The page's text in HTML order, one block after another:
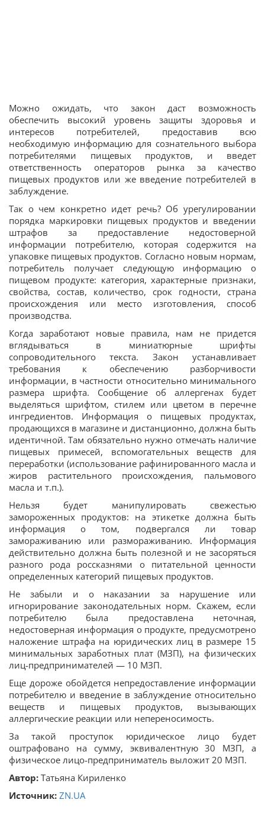
Можно ожидать, что закон даст возможность
обеспечить высокий уровень защиты здоровья и
интересов потребителей, предоставив всю
необходимую информацию для сознательного выбора
потребителями пищевых продуктов, и введет
ответственность операторов рынка за качество
пищевых продуктов или же введение потребителей в
заблуждение.
Так о чем конкретно идет речь? Об урегулировании
порядка маркировки пищевых продуктов и введении
штрафов за предоставление недостоверной
информации потребителю, которая содержится на
упаковке пищевых продуктов. Согласно новым нормам,
потребитель получает следующую информацию о
пищевом продукте: категория, характерные признаки,
свойства, состав, количество, срок годности, страна
происхождения или место изготовления, способ
производства.
Когда заработают новые правила, нам не придется
вглядываться в миниатюрные шрифты
сопроводительного текста. Закон устанавливает
требования к обеспечению разборчивости
информации, в частности относительно минимального
размера шрифта. Сообщение об аллергенах будет
выделяться шрифтом, стилем или цветом в перечне
ингредиентов. Информация о пищевых продуктах,
продающихся в магазине и дистанционно, должна быть
идентичной. Там обязательно нужно отмечать наличие
пищевых примесей, вспомогательных веществ для
переработки (использование рафинированного масла и
жиров растительного происхождения, пальмового
масла и т.п.).
Нельзя будет манипулировать свежестью
замороженных продуктов: на этикетке должна быть
информация о том, подвергался ли товар
замораживанию или размораживанию. Информация
действительно должна быть полезной и не засоряться
разного рода россказнями о питательной ценности
определенных категорий пищевых продуктов.
Не забыли и о наказании за нарушение или
игнорирование законодательных норм. Скажем, если
потребителю была предоставлена неточная,
недостоверная информация о продукте, предусмотрено
наложение штрафа на юридических лиц в размере 15
минимальных заработных плат (МЗП), на физических
лиц-предпринимателей — 10 МЗП.
Еще дороже обойдется непредоставление информации
потребителю и введение в заблуждение относительно
веществ и пищевых продуктов, вызывающих
аллергические реакции или непереносимость.
За такой проступок юридическое лицо будет
оштрафовано на сумму, эквивалентную 30 МЗП, а
физическое лицо-предприниматель выложит 20 МЗП.
Автор: Татьяна Кириленко
Источник: ZN.UA